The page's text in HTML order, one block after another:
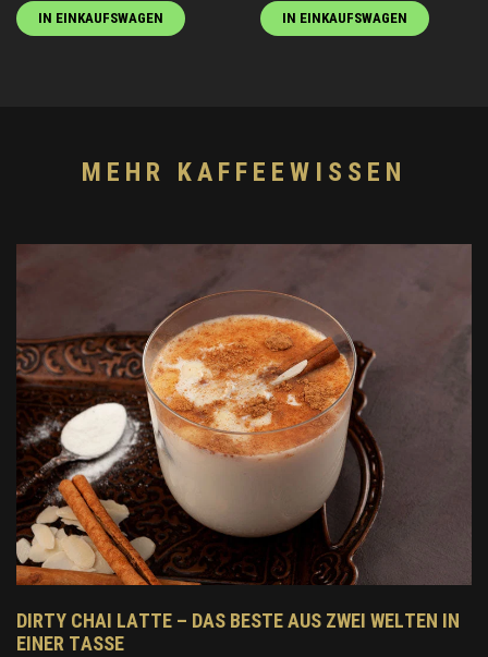
IN EINKAUFSWAGEN IN EINKAUFSWAGEN
MEHR KAFFEEWISSEN
DIRTY CHAI LATTE – DAS BESTE AUS ZWEI WELTEN IN
EINER TASSE